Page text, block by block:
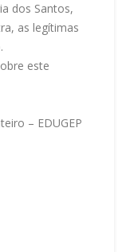
dos Santos,
as legítimas
este
– EDUGEP